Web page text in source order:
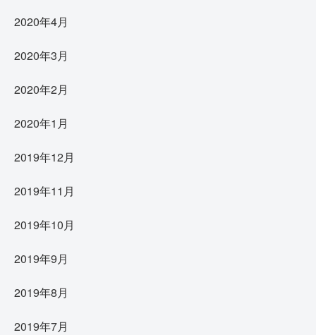
2020年4月
2020年3月
2020年2月
2020年1月
2019年12月
2019年11月
2019年10月
2019年9月
2019年8月
2019年7月